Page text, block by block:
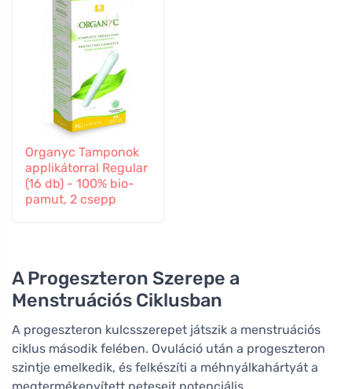
Organyc Tamponok
applikátorral Regular
(16 db) - 100% bio-
pamut, 2 csepp
A Progeszteron Szerepe a
Menstruációs Ciklusban
A progeszteron kulcsszerepet játszik a menstruációs
ciklus második felében. Ovuláció után a progeszteron
szintje emelkedik, és felkészíti a méhnyálkahártyát a